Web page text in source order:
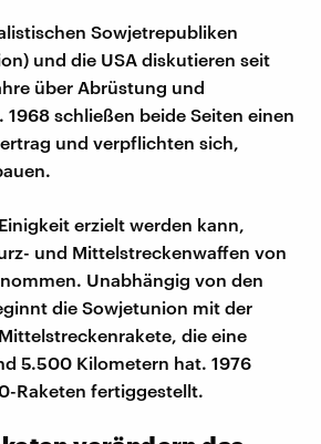
Sowjetrepubliken
und die USA diskutieren seit
über Abrüstung und
schließen beide Seiten einen
und verpflichten sich,
erzielt werden kann,
und Mittelstreckenwaffen von
Unabhängig von den
die Sowjetunion mit der
die eine
5.500 Kilometern hat. 1976
Raketen fertiggestellt.